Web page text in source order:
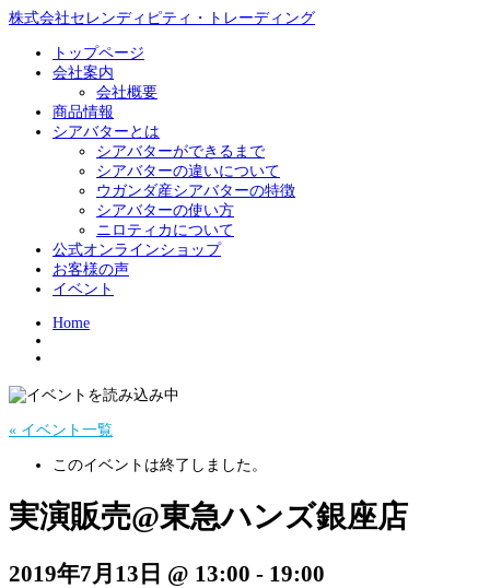
株式会社セレンディピティ・トレーディング
トップページ
会社案内
会社概要
商品情報
シアバターとは
シアバターができるまで
シアバターの違いについて
ウガンダ産シアバターの特徴
シアバターの使い方
ニロティカについて
公式オンラインショップ
お客様の声
イベント
Home
« イベント一覧
このイベントは終了しました。
実演販売@東急ハンズ銀座店
2019年7月13日 @ 13:00 - 19:00